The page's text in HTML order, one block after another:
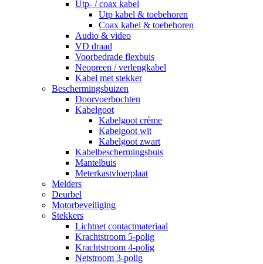
Utp- / coax kabel
Utp kabel & toebehoren
Coax kabel & toebehoren
Audio & video
VD draad
Voorbedrade flexbuis
Neopreen / verlengkabel
Kabel met stekker
Beschermingsbuizen
Doorvoerbochten
Kabelgoot
Kabelgoot crème
Kabelgoot wit
Kabelgoot zwart
Kabelbeschermingsbuis
Mantelbuis
Meterkastvloerplaat
Melders
Deurbel
Motorbeveiliging
Stekkers
Lichtnet contactmateriaal
Krachtstroom 5-polig
Krachtstroom 4-polig
Netstroom 3-polig